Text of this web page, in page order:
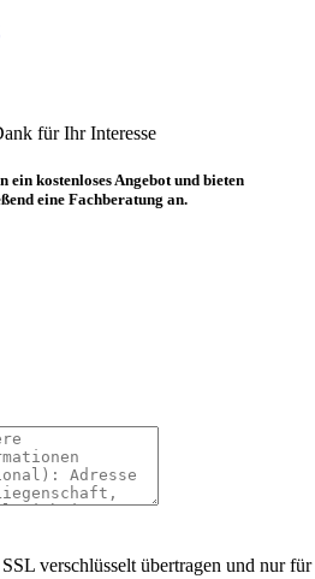
für Ihr Interesse
ein kostenloses Angebot und bieten
eine Fachberatung an.
verschlüsselt übertragen und nur für